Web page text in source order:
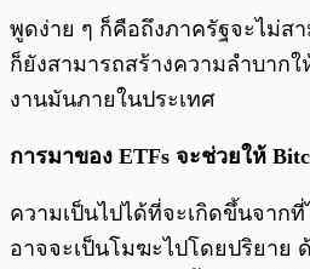
พูดง่าย ๆ ก็คือถึงภาครัฐจะไม่ส
ก็ยังสามารถสร้างความลำบาก
งานมันภายในประเทศ
การมาของ ETFs จะช่วยให้
ความเป็นไปได้ที่จะเกิดขึ้นจาก
อาจจะเป็นโมฆะไปโดยปริยาย